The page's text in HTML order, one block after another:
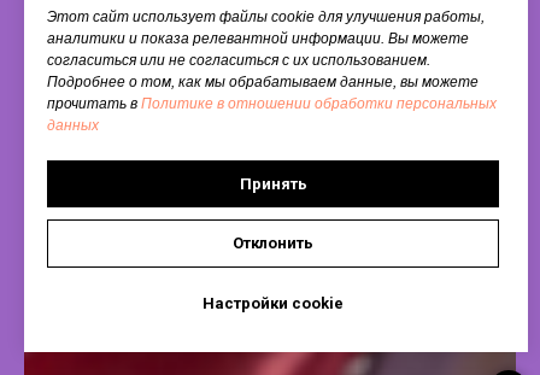
Этот сайт использует файлы cookie для улучшения работы,
аналитики и показа релевантной информации. Вы можете
согласиться или не согласиться с их использованием.
Подробнее о том, как мы обрабатываем данные, вы можете
прочитать в Политике в отношении обработки персональных
данных
Принять
Отклонить
Настройки cookie